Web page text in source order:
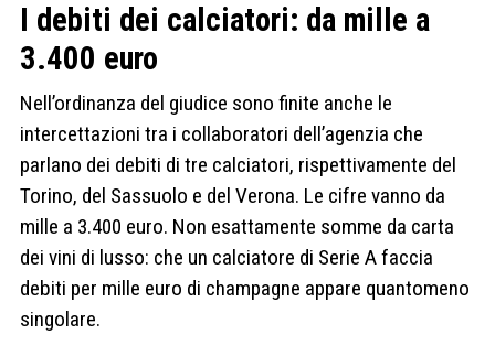
I debiti dei calciatori: da mille a
3.400 euro
Nell’ordinanza del giudice sono finite anche le
intercettazioni tra i collaboratori dell’agenzia che
parlano dei debiti di tre calciatori, rispettivamente del
Torino, del Sassuolo e del Verona. Le cifre vanno da
mille a 3.400 euro. Non esattamente somme da carta
dei vini di lusso: che un calciatore di Serie A faccia
debiti per mille euro di champagne appare quantomeno
singolare.